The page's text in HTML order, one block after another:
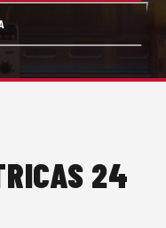
24